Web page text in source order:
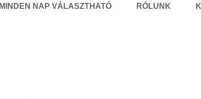
MINDEN NAP VÁLASZTHATÓ RÓLUNK